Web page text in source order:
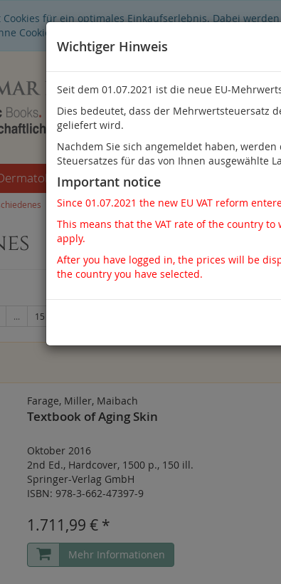
für ein optimales Einkaufserlebnis. Dabei
Cookies ist der Funktionsumfang des Online-Shops
Nephrologie
Wichtiger Hinweis
Seit dem 01.07.2021 ist die neue EU-
Dies bedeutet, dass der Mehrwertsteuersatz
geliefert wird.
Nachdem Sie sich angemeldet haben,
Steuersatzes für das von Ihnen ausgewählte
Important notice
Since 01.07.2021 the new EU VAT reform
This means that the VAT rate of the country
apply.
After you have logged in, the prices will be
the country you have selected.
... 15
Farage, Miller, Maibach
Textbook of Aging Skin
Oktober 2016
2nd Ed., Hardcover, 1500 p., 150 ill.
Springer-Verlag GmbH
ISBN: 978-3-662-47397-9
1.711,99 € *
Mehr Informationen